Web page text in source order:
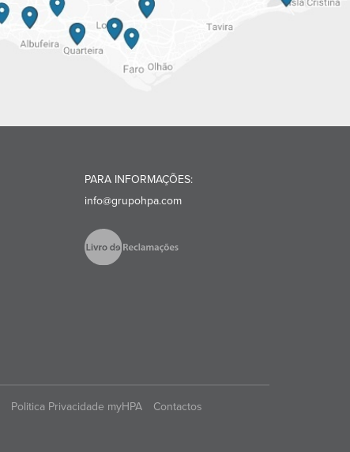
PARA INFORMAÇÕES:
info@grupohpa.com
Politica Privacidade myHPA Contactos